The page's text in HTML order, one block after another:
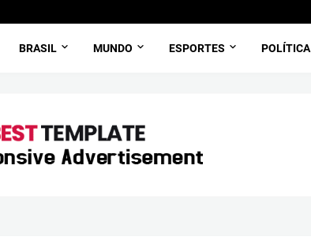
BRASIL MUNDO ESPORTES POLÍTICA